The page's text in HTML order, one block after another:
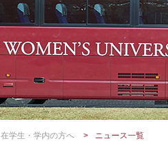
在学生・学内の方へ ニュース一覧